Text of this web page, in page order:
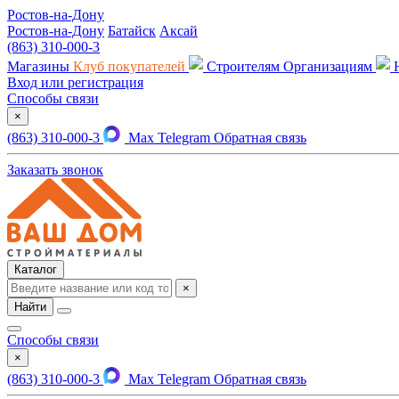
Ростов-на-Дону
Ростов-на-Дону Батайск Аксай
(863) 310-000-3
Магазины Клуб покупателей Строителям Организациям
Вход или регистрация
Способы связи
×
(863) 310-000-3 Max Telegram Обратная связь
Заказать звонок
Каталог
×
Найти
Способы связи
×
(863) 310-000-3 Max Telegram Обратная связь